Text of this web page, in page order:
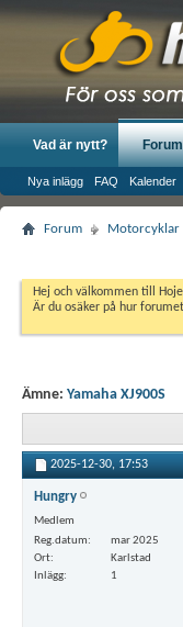
Vad är nytt? Forum
Nya inlägg FAQ Kalender
Forum Motorcyklar
Hej och välkommen till
Är du osäker på hur
Ämne: Yamaha XJ900S
2025-12-30, 17:53
Hungry
Medlem
Reg.datum
mar 2025
Ort
Karlstad
Inlägg
1